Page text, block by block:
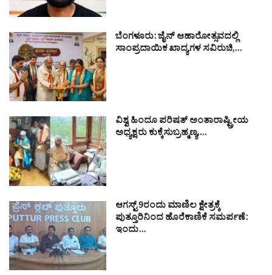
ಬೆಂಗಳೂರು: ಜೈನ್ ಆಹಾರೋತ್ಸವದಲ್ಲಿ
ಸಾಂಪ್ರದಾಯಿಕ ಖಾದ್ಯಗಳ ಸವಿರುಚಿ,…
ವಿಶ್ವ ಹಿಂದೂ ಪರಿಷತ್ ಅಂತಾರಾಷ್ಟ್ರೀಯ
ಅಧ್ಯಕ್ಷರು ಕುಕ್ಕೆಸುಬ್ರಹ್ಮಣ್ಯ,…
ಆಗಸ್ಟ್ 9ರಂದು ಮಾಣಿಲ ಕ್ಷೇತ್ರಕ್ಕೆ
ಪುತ್ತೂರಿನಿಂದ ಹೊರೆಕಾಣಿಕೆ ಸಮರ್ಪಣೆ:
ಇಂದು…